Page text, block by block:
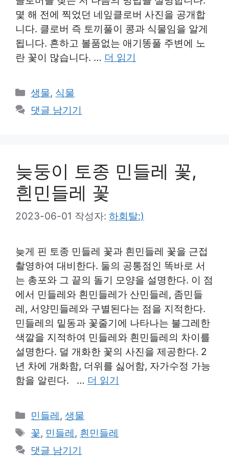
몇 해 전에 찍었던 네잎클로버 사진을 공개합
니다. 클로버 즉 토끼풀이 콩과 식물임을 알게
됩니다. 흔하고 볼품없는 애기똥풀 주변에 노
란 꽃이 많습니다. … 더 읽기
카
테
고
생물, 식물
댓글 남기기
늦둥이 토종 민들레 꽃,
흰민들레 꽃
2023-06-01 작성자: 하회탈:)
늦게 핀 토종 민들레 꽃과 흰민들레 꽃을 근접
촬영하여 대비한다. 둘의 공통점인 똑바로 서
는 총포와 그 끝의 돌기 모양을 설명한다. 이 점
에서 민들레와 흰민들레가 산민들레, 좀민들
레, 서양민들레와 구별된다는 점을 지적한다.
민들레의 밑동과 꽃줄기에 나타나는 불그레한
색깔을 지적하여 민들레와 흰민들레의 차이를
설명한다. 덜 개화한 꽃의 사진을 제공한다. 2
년 차에 개화함, 더위를 싫어함, 자가수정 가능
함을 알린다. … 더 읽기
카
테
리
민들레,생물
태
그
꽃, 민들레, 흰민들레
댓글 남기기